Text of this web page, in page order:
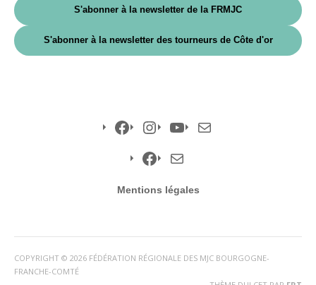
S'abonner à la newsletter de la FRMJC
S'abonner à la newsletter des tourneurs de Côte d'or
Facebook
Facebook
mail
Mentions légales
COPYRIGHT © 2026 FÉDÉRATION RÉGIONALE DES MJC BOURGOGNE-
FRANCHE-COMTÉ